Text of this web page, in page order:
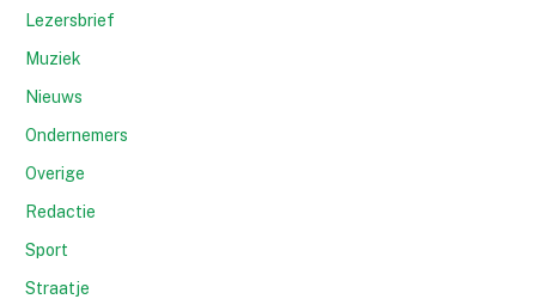
Lezersbrief
Muziek
Nieuws
Ondernemers
Overige
Redactie
Sport
Straatje